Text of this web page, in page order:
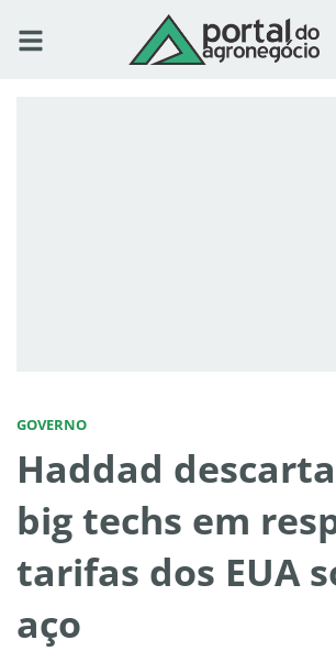
GOVERNO
Haddad
big techs em
tarifas dos EUA
aço